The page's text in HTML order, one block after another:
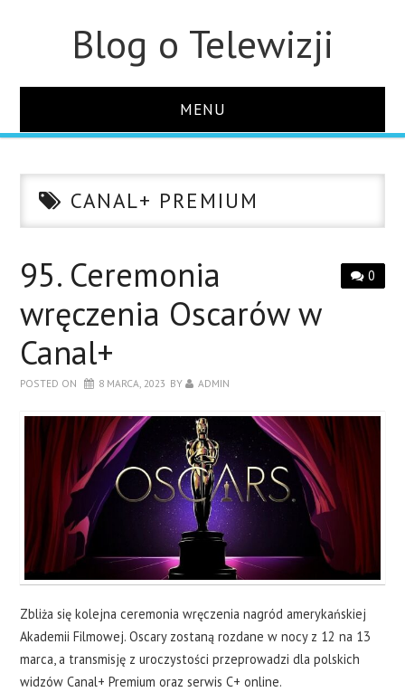
Blog o Telewizji
MENU
O STRONIECANAL+ PREMIUM
0
95. Ceremonia
wręczenia Oscarów w
Canal+
POSTED ON 8 MARCA, 2023 BY ADMIN
Zbliża się kolejna ceremonia wręczenia nagród amerykańskiej
Akademii Filmowej. Oscary zostaną rozdane w nocy z 12 na 13
marca, a transmisję z uroczystości przeprowadzi dla polskich
widzów Canal+ Premium oraz serwis C+ online.